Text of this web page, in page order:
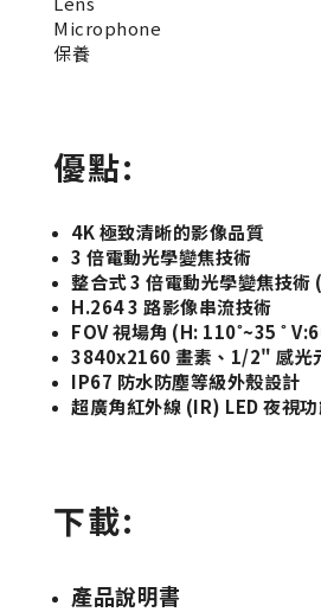
Microphone
保養
優點:
4K 極致清晰的影像品質
3 倍電動光學變焦技術
整合式 3 倍電動光學變焦技
H.264 3 路影像串流技術
FOV 視場角 (H: 110˚~35 ˚
3840x2160 畫素、1/2" 感光
IP67 防水防塵等級外殼設計
超廣角紅外線 (IR) LED 夜視
下載:
產品說明書